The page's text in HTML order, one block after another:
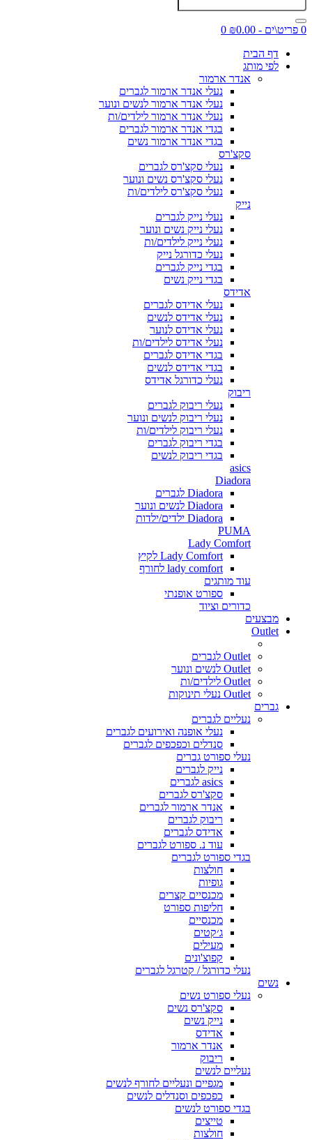
0 פריט\ים - ₪0.00
0
דף הבית
לפי מותג
אנדר ארמור
נעלי אנדר ארמור לגברים
נעלי אנדר ארמור לנשים ונוער
נעלי אנדר ארמור לילדים/ות
בגדי אנדר ארמור לגברים
בגדי אנדר ארמור נשים
סקצ'רס
נעלי סקצ'רס לגברים
נעלי סקצ'רס נשים ונוער
נעלי סקצ'רס לילדים/ות
נייק
נעלי נייק לגברים
נעלי נייק נשים ונוער
נעלי נייק לילדים/ות
נעלי כדורגל נייק
בגדי נייק לגברים
בגדי נייק נשים
אדידס
נעלי אדידס לגברים
נעלי אדידס לנשים
נעלי אדידס לנוער
נעלי אדידס לילדים/ות
בגדי אדידס לגברים
בגדי אדידס לנשים
נעלי כדורגל אדידס
ריבוק
נעלי ריבוק לגברים
נעלי ריבוק לנשים ונוער
נעלי ריבוק לילדים/ות
בגדי ריבוק לגברים
בגדי ריבוק לנשים
asics
Diadora
Diadora לגברים
Diadora לנשים ונוער
Diadora ילדים/ילדות
PUMA
Lady Comfort
Lady Comfort לקיץ
lady comfort לחורף
עוד מותגים
ספורט אופנתי
כדורים וציוד
מבצעים
Outlet
Outlet לגברים
Outlet לנשים ונוער
Outlet לילדים/ות
Outlet נעלי תינוקות
גברים
נעליים לגברים
נעלי אופנה ואירועים לגברים
סנדלים וכפכפים לגברים
נעלי ספורט גברים
נייק לגברים
asics לגברים
סקצ'רס לגברים
אנדר ארמור לגברים
ריבוק לגברים
אדידס לגברים
עוד נ. ספורט לגברים
בגדי ספורט לגברים
חולצות
גופיות
מכנסיים קצרים
חליפות ספורט
מכנסיים
ג׳קטים
מעילים
קפוצ'ונים
נעלי כדורגל / קטרגל לגברים
נשים
נעלי ספורט נשים
סקצ'רס נשים
נייק נשים
אדידס
אנדר ארמור
ריבוק
נעליים לנשים
מגפיים ונעליים לחורף לנשים
כפכפים וסנדלים לנשים
בגדי ספורט לנשים
טייצים
חולצות